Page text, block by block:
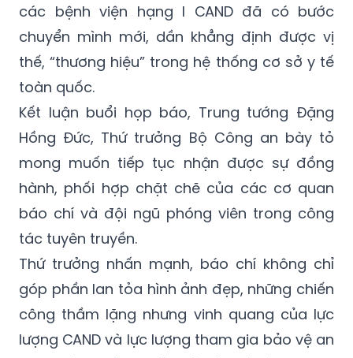
các bệnh viện hạng I CAND đã có bước
chuyển mình mới, dần khẳng định được vị
thế, “thương hiệu” trong hệ thống cơ sở y tế
toàn quốc.
Kết luận buổi họp báo, Trung tướng Đặng
Hồng Đức, Thứ trưởng Bộ Công an bày tỏ
mong muốn tiếp tục nhận được sự đồng
hành, phối hợp chặt chẽ của các cơ quan
báo chí và đội ngũ phóng viên trong công
tác tuyên truyền.
Thứ trưởng nhấn mạnh, báo chí không chỉ
góp phần lan tỏa hình ảnh đẹp, những chiến
công thầm lặng nhưng vinh quang của lực
lượng CAND và lực lượng tham gia bảo vệ an